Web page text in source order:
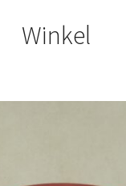
Winkel